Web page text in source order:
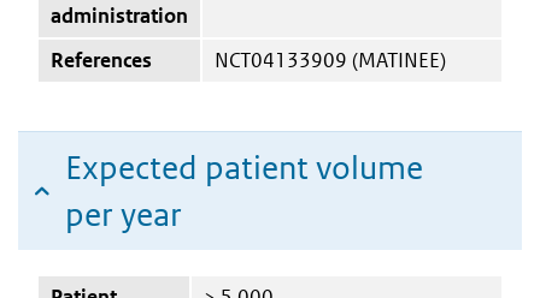
administration
References NCT04133909 (MATINEE)
Expected patient volume
per year